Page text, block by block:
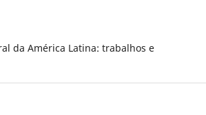
da América Latina: trabalhos e